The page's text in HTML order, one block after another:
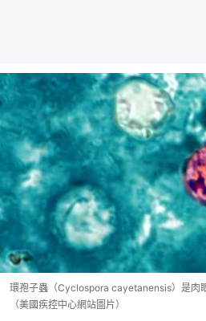
環孢子蟲（Cyclospora cayetanensis）是肉
（美國疾控中心網站圖片）